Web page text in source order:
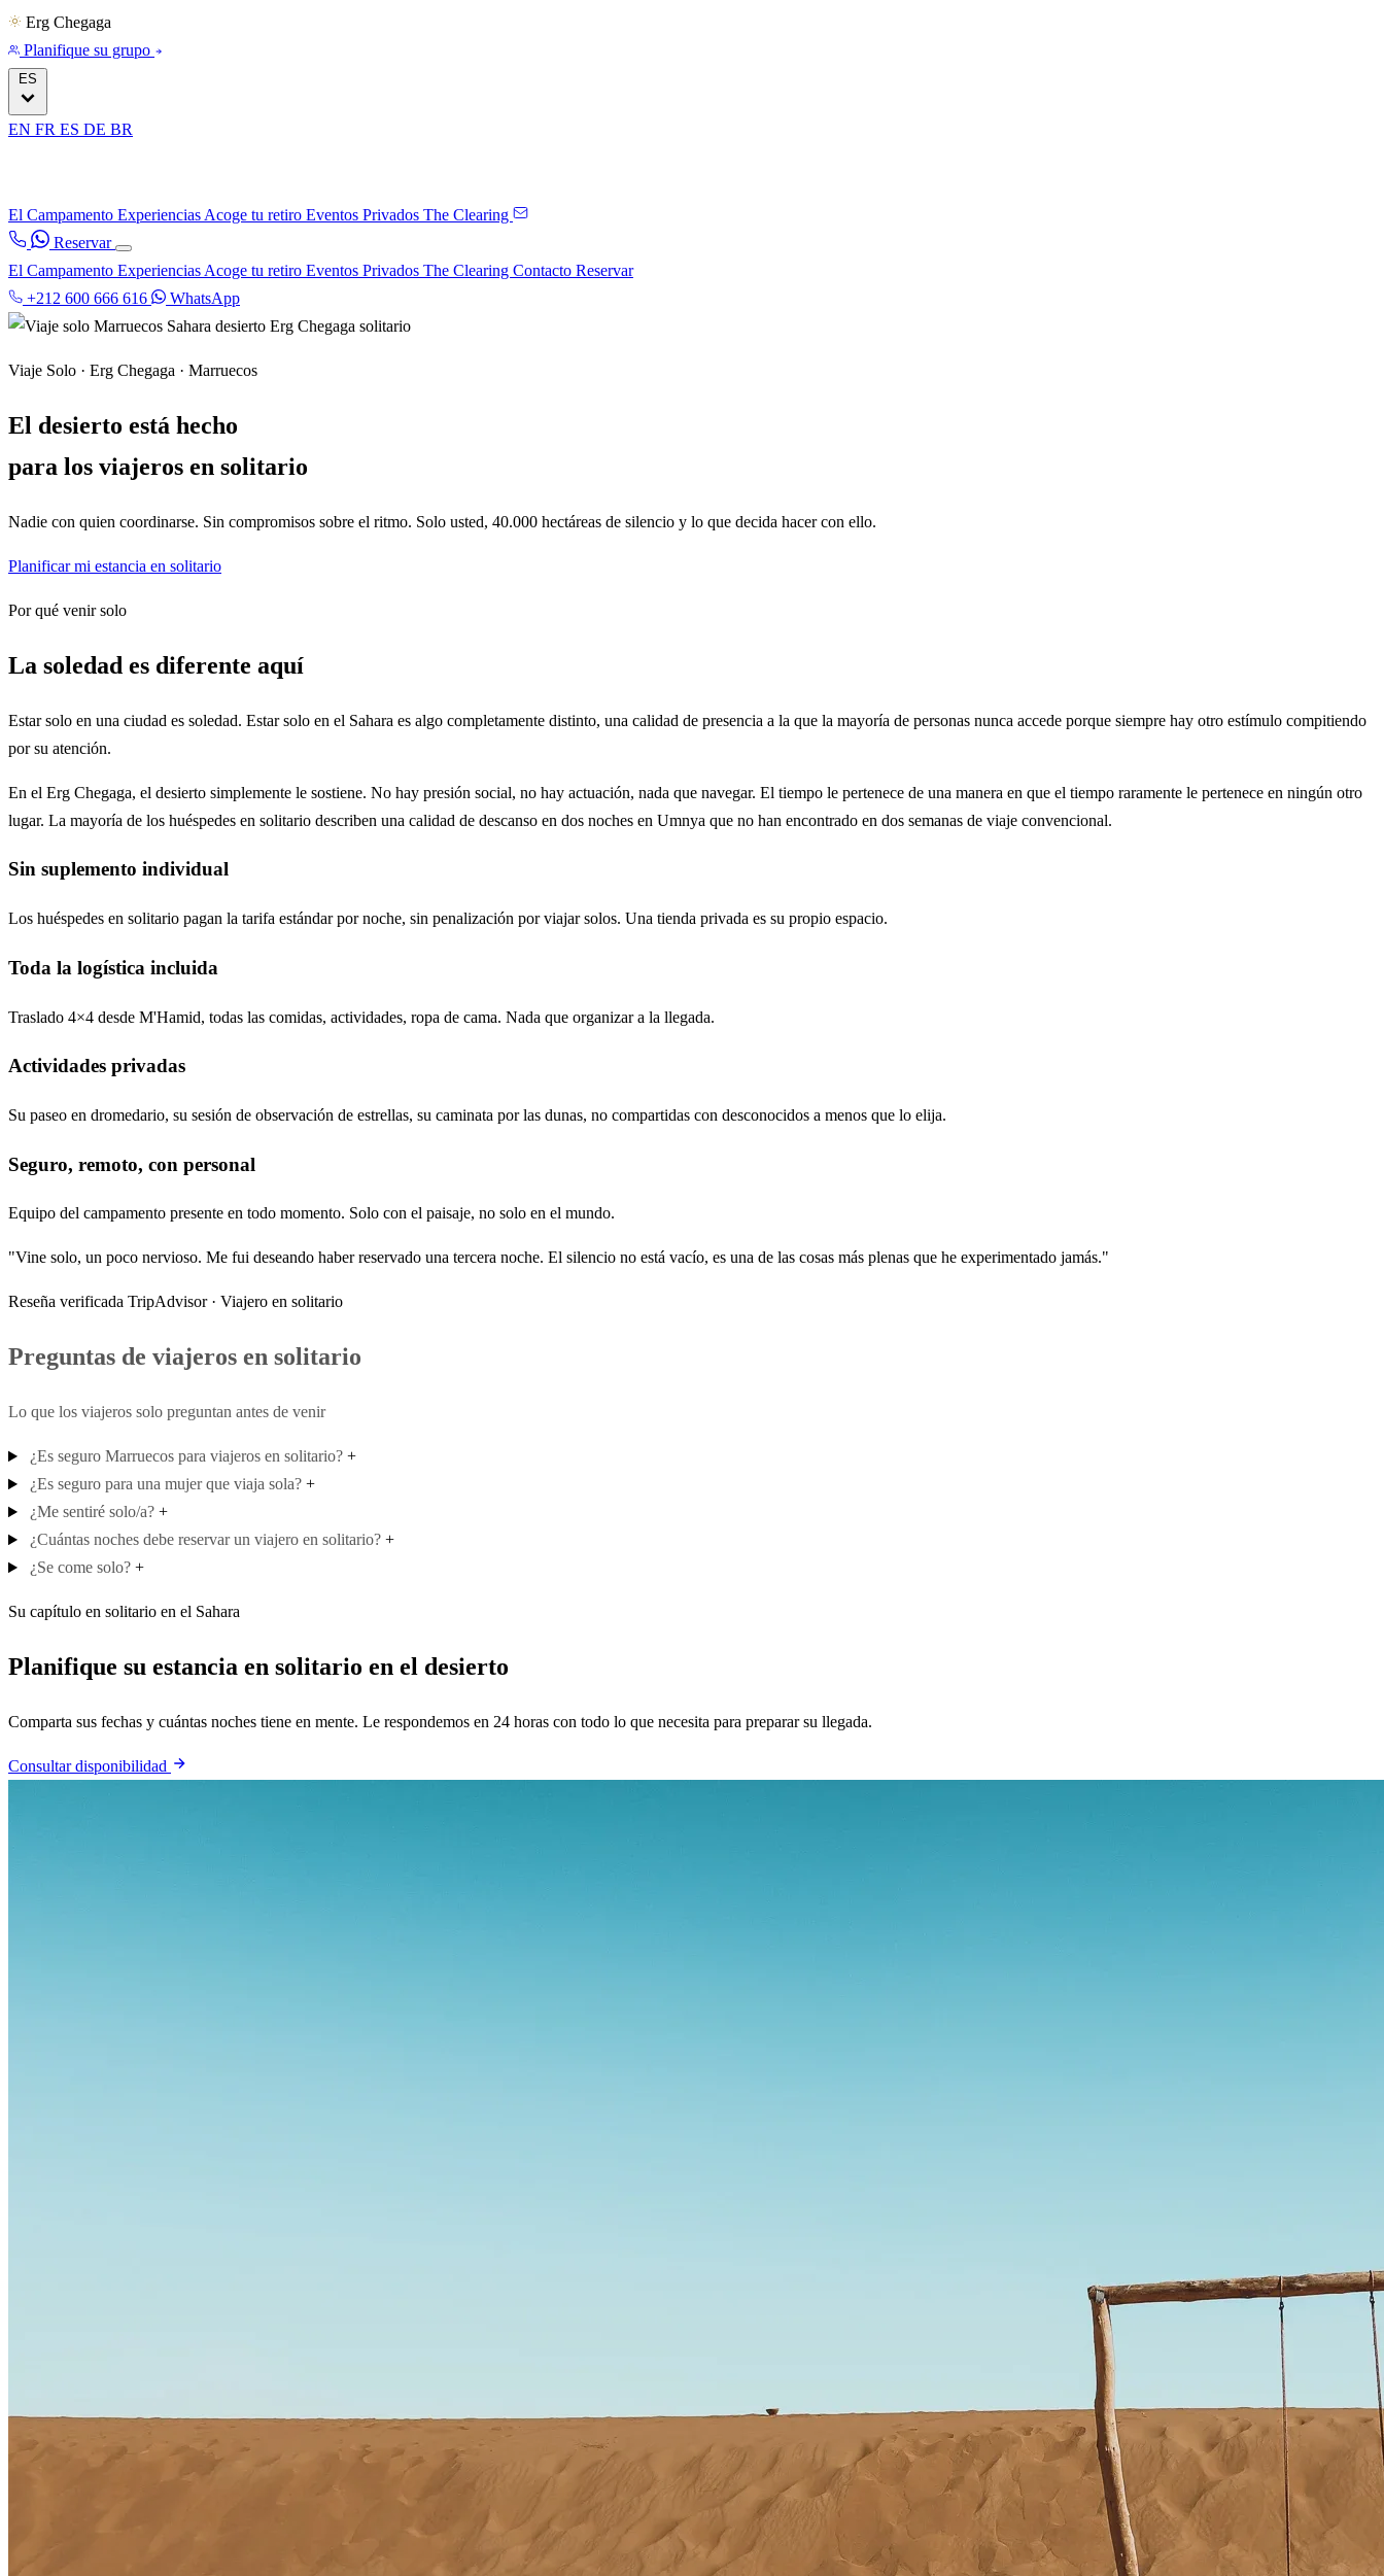
Erg Chegaga
Planifique su grupo
ES
EN FR ES DE BR
El Campamento Experiencias Acoge tu retiro Eventos Privados The Clearing
Reservar
El Campamento Experiencias Acoge tu retiro Eventos Privados The Clearing Contacto Reservar
+212 600 666 616
WhatsApp
Viaje Solo · Erg Chegaga · Marruecos
El desierto está hecho
para los viajeros en solitario
Nadie con quien coordinarse. Sin compromisos sobre el ritmo. Solo usted, 40.000 hectáreas de silencio y lo que decida hacer con ello.
Planificar mi estancia en solitario
Por qué venir solo
La soledad es diferente aquí
Estar solo en una ciudad es soledad. Estar solo en el Sahara es algo completamente distinto, una calidad de presencia a la que la mayoría de personas nunca accede porque siempre hay otro estímulo compitiendo
por su atención.
En el Erg Chegaga, el desierto simplemente le sostiene. No hay presión social, no hay actuación, nada que navegar. El tiempo le pertenece de una manera en que el tiempo raramente le pertenece en ningún otro
lugar. La mayoría de los huéspedes en solitario describen una calidad de descanso en dos noches en Umnya que no han encontrado en dos semanas de viaje convencional.
Sin suplemento individual
Los huéspedes en solitario pagan la tarifa estándar por noche, sin penalización por viajar solos. Una tienda privada es su propio espacio.
Toda la logística incluida
Traslado 4×4 desde M'Hamid, todas las comidas, actividades, ropa de cama. Nada que organizar a la llegada.
Actividades privadas
Su paseo en dromedario, su sesión de observación de estrellas, su caminata por las dunas, no compartidas con desconocidos a menos que lo elija.
Seguro, remoto, con personal
Equipo del campamento presente en todo momento. Solo con el paisaje, no solo en el mundo.
"Vine solo, un poco nervioso. Me fui deseando haber reservado una tercera noche. El silencio no está vacío, es una de las cosas más plenas que he experimentado jamás."
Reseña verificada TripAdvisor · Viajero en solitario
Preguntas de viajeros en solitario
Lo que los viajeros solo preguntan antes de venir
¿Es seguro Marruecos para viajeros en solitario? +
¿Es seguro para una mujer que viaja sola? +
¿Me sentiré solo/a? +
¿Cuántas noches debe reservar un viajero en solitario? +
¿Se come solo? +
Su capítulo en solitario en el Sahara
Planifique su estancia en solitario en el desierto
Comparta sus fechas y cuántas noches tiene en mente. Le respondemos en 24 horas con todo lo que necesita para preparar su llegada.
Consultar disponibilidad